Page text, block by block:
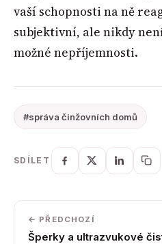
vaší schopnosti na ně
subjektivní, ale nikdy
možné nepříjemnosti.
#správa činžovních domů
SDÍLET
← PŘEDCHOZÍ
Šperky a ultrazvukové